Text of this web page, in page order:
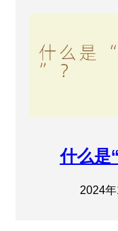
什么是
2024